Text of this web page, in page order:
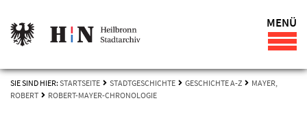
MENÜ
SIE SIND HIER: STARTSEITE STADTGESCHICHTE GESCHICHTE A-Z
MAYER,
ROBERT
ROBERT-MAYER-CHRONOLOGIE